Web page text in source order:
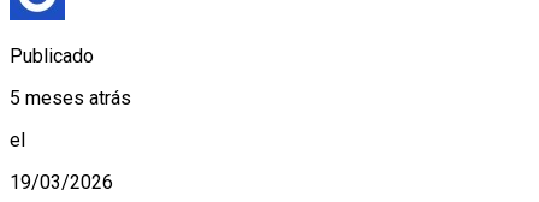
Publicado
5 meses atrás
el
19/03/2026